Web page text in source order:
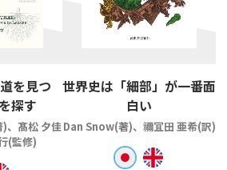
を見つ
探す
髙松 夕佳
(監修)
世界史は「細部」が一番面
白い
Dan Snow(著)、禰冝田 亜希(訳)